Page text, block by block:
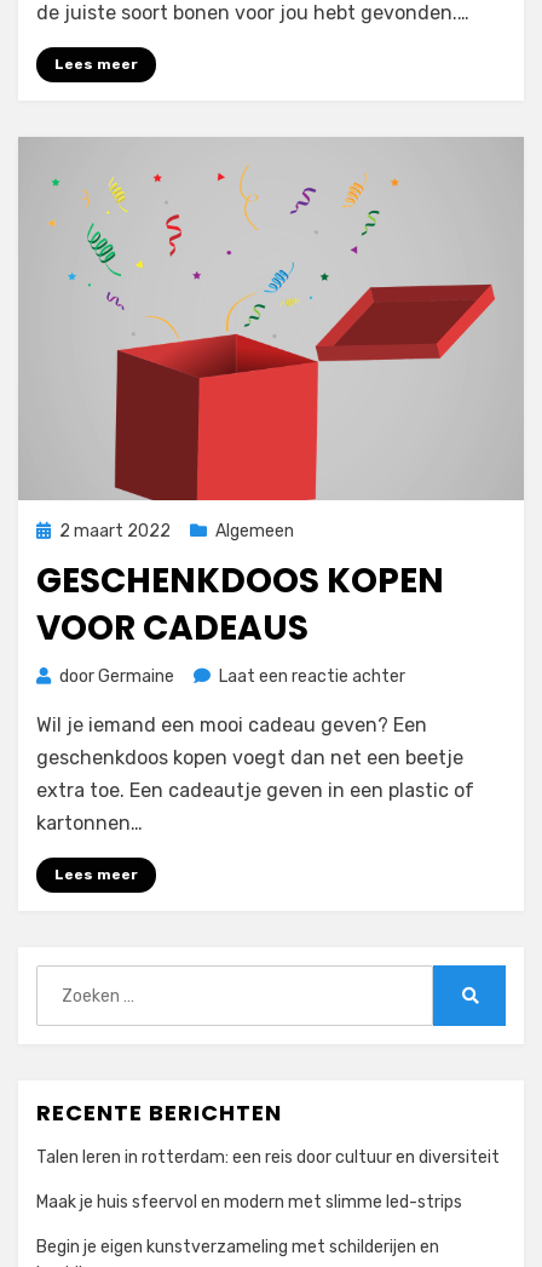
de juiste soort bonen voor jou hebt gevonden.…
Lees meer
Geplaatst
2 maart 2022 Algemeen
GESCHENKDOOS KOPEN
VOOR CADEAUS
doorGermaine Laat een reactie achterop
kopen
voor
cadeaus
Wil je iemand een mooi cadeau geven? Een
geschenkdoos kopen voegt dan net een beetje
extra toe. Een cadeautje geven in een plastic of
kartonnen…
Lees meer
naar:
RECENTE BERICHTEN
Talen leren in rotterdam: een reis door cultuur en diversiteit
Maak je huis sfeervol en modern met slimme led-strips
Begin je eigen kunstverzameling met schilderijen en